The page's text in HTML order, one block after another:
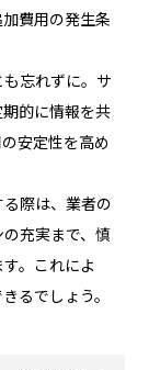
費用の発生条
忘れずに。サ
的に情報を共
安定性を高め
際は、業者の
充実まで、慎
。これによ
るでしょう。